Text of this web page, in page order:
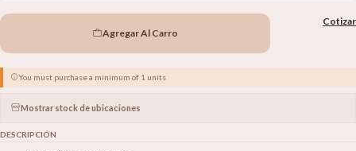
Agregar Al Carro
Cotizar
You must purchase a minimum of 1 units
Mostrar stock de ubicaciones
DESCRIPCIÓN